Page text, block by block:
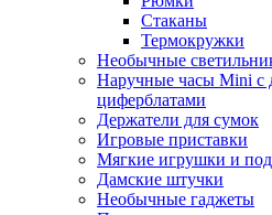
Стаканы
Термокружки
Необычные
Наручные часы Mini с
циферблатами
Держатели для сумок
Игровые приставки
Мягкие игрушки и
Дамские штучки
Необычные гаджеты